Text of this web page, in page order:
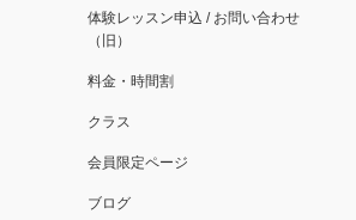
体験レッスン申込 / お問い合わせ
（旧）
料金・時間割
クラス
会員限定ページ
ブログ